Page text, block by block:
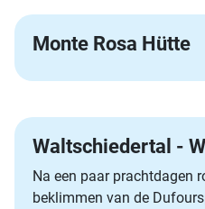
Monte Rosa Hütte
Waltschiedertal -
Na een paar prachtdagen
beklimmen van de